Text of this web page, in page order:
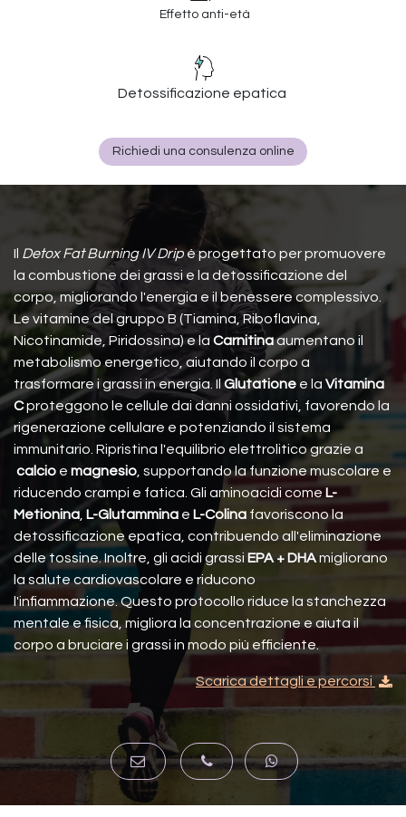
Effetto anti-età
Detossificazione epatica
Richiedi una consulenza online
Il Detox Fat Burning IV Dripè progettato per promuovere
la combustione dei grassi e la detossificazione del
corpo, migliorando l'energia e il benessere complessivo.
Le vitamine del gruppo B (Tiamina, Riboflavina,
Nicotinamide, Piridossina) e la Carnitinaaumentano il
metabolismo energetico, aiutando il corpo a
trasformare i grassi in energia. Il Glutatione e la Vitamina
Cproteggono le cellule dai danni ossidativi, favorendo la
rigenerazione cellulare e potenziando il sistema
immunitario. Ripristina l'equilibrio elettrolitico grazie a
calcio e magnesio , supportando la funzione muscolare e
riducendo crampi e fatica. Gli aminoacidi come L-
Metionina, L-Glutammina e L-Colina favoriscono la
detossificazione epatica, contribuendo all'eliminazione
delle tossine. Inoltre, gli acidi grassi EPA + DHAmigliorano
la salute cardiovascolare e riducono
l'infiammazione.Questo protocollo riduce la stanchezza
mentale e fisica, migliora la concentrazione e aiuta il
corpo a bruciare i grassi in modo più efficiente.
Scarica dettagli e percorsi